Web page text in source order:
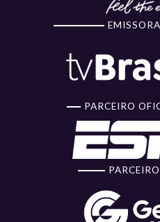
PARCEIRO